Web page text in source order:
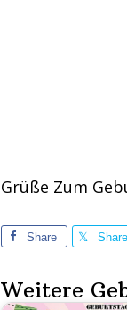
Grüße Zum
Share Share
Weitere